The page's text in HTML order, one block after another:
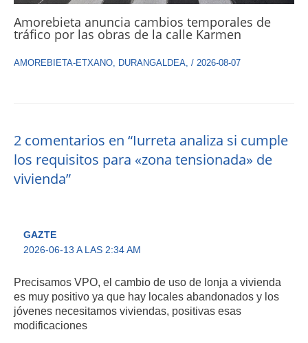
Amorebieta anuncia cambios temporales de
tráfico por las obras de la calle Karmen
AMOREBIETA-ETXANO, DURANGALDEA, / 2026-08-07
2 comentarios en “Iurreta analiza si cumple
los requisitos para «zona tensionada» de
vivienda”
GAZTE
2026-06-13 A LAS 2:34 AM
Precisamos VPO, el cambio de uso de lonja a vivienda
es muy positivo ya que hay locales abandonados y los
jóvenes necesitamos viviendas, positivas esas
modificaciones